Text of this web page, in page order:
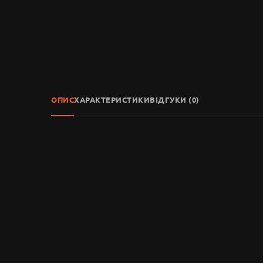
ОПИСХАРАКТЕРИСТИКИВІДГУКИ (0)